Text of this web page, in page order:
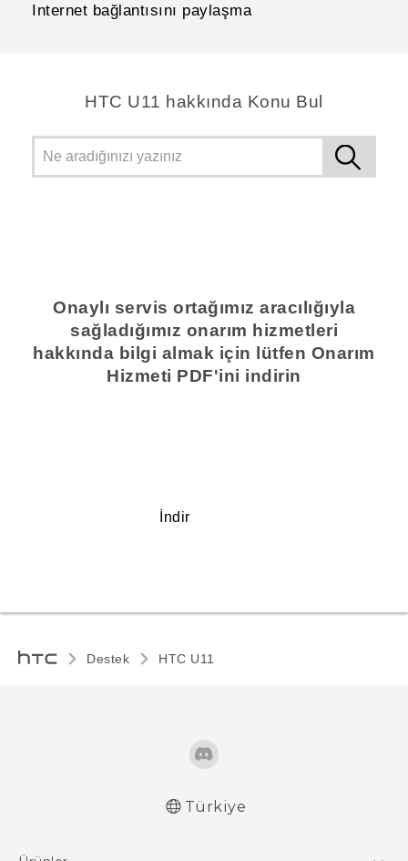
Internet bağlantısını paylaşma
HTC U11 hakkında Konu Bul
Onaylı servis ortağımız aracılığıyla
sağladığımız onarım hizmetleri
hakkında bilgi almak için lütfen Onarım
Hizmeti PDF'ini indirin
İndir
Destek HTC U11‎
Türkiye